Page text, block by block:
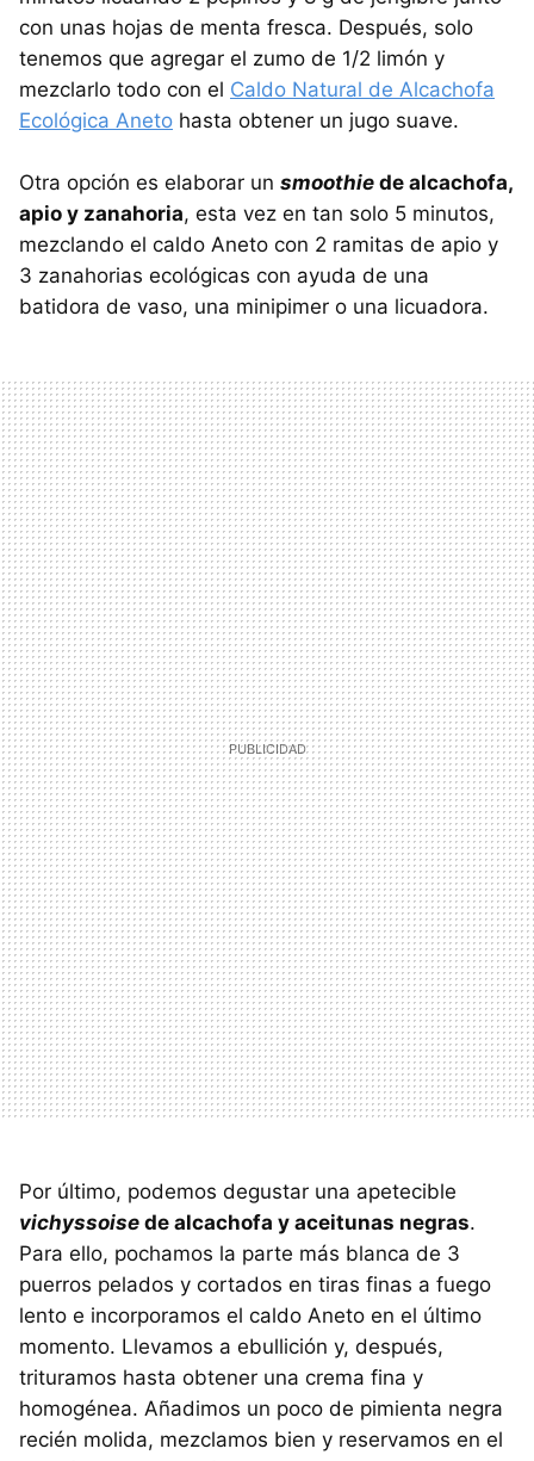
con unas hojas de menta fresca. Después, solo
tenemos que agregar el zumo de 1/2 limón y
mezclarlo todo con el Caldo Natural de Alcachofa
Ecológica Aneto hasta obtener un jugo suave.
Otra opción es elaborar un smoothie de alcachofa,
apio y zanahoria, esta vez en tan solo 5 minutos,
mezclando el caldo Aneto con 2 ramitas de apio y
3 zanahorias ecológicas con ayuda de una
batidora de vaso, una minipimer o una licuadora.
Por último, podemos degustar una apetecible
vichyssoise de alcachofa y aceitunas negras.
Para ello, pochamos la parte más blanca de 3
puerros pelados y cortados en tiras finas a fuego
lento e incorporamos el caldo Aneto en el último
momento. Llevamos a ebullición y, después,
trituramos hasta obtener una crema fina y
homogénea. Añadimos un poco de pimienta negra
recién molida, mezclamos bien y reservamos en el